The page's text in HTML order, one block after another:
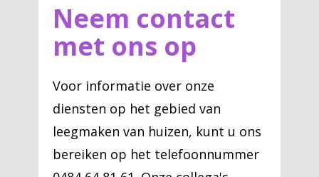
Neem contact
met ons op
Voor informatie over onze
diensten op het gebied van
leegmaken van huizen, kunt u ons
bereiken op het telefoonnummer